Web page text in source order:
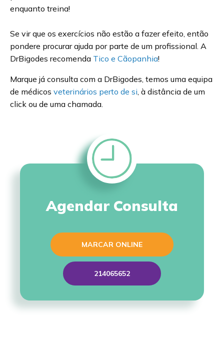
enquanto treina!
Se vir que os exercícios não estão a fazer efeito, então
pondere procurar ajuda por parte de um profissional. A
DrBigodes recomenda Tico e Cãopanhia!
Marque já consulta com a DrBigodes, temos uma equipa
de médicos veterinários perto de si, à distância de um
click ou de uma chamada.
Agendar Consulta
MARCAR ONLINE
214065652